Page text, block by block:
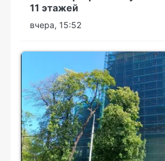
11 этажей
вчера, 15:52